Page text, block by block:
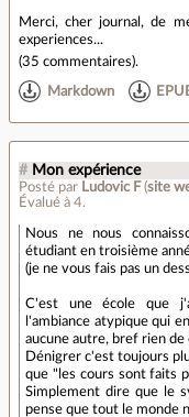
Merci, cher journal, de
experiences...
(35 commentaires).
Markdown
# Mon expérience
Posté par Ludovic F(site
Évalué à 4.
Nous ne nous
étudiant en troisième
(je ne vous fais pas un
C'est une école que
l'ambiance atypique qui
aucune autre, bref rien de
Dénigrer c'est toujours
que "les cours sont faits
Simplement dire que le
pense que tout le monde